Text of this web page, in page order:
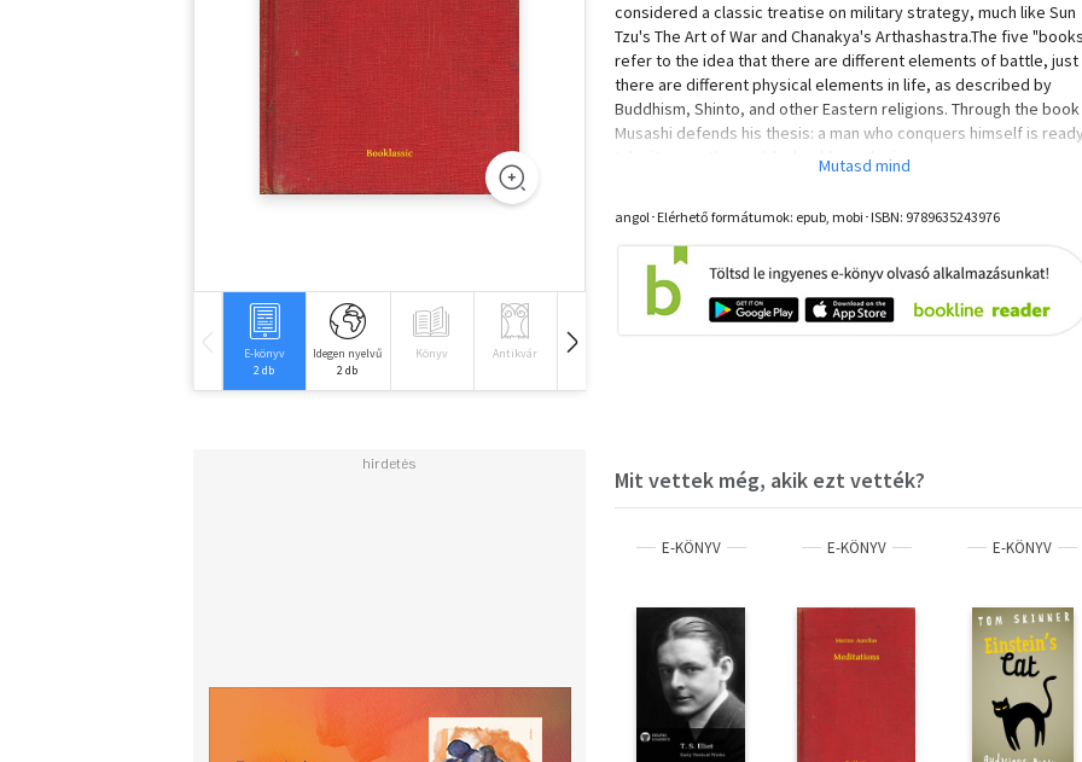
E-könyv
2 db
Idegen nyelvű
2 db
Könyv Antikvár Hangoskönyv
considered a classic treatise on military strategy, much like Sun
Tzu's The Art of War and Chanakya's Arthashastra.The five
refer to the idea that there are different elements of battle, just
there are different physical elements in life, as described by
Buddhism, Shinto, and other Eastern religions. Through the book
Musashi defends his thesis: a man who conquers himself is
take it on on the world, should need arise.
angol･Elérhető formátumok: epub, mobi･ISBN: 9789635243976
Mit vettek még, akik ezt vették?
E-KÖNYV E-KÖNYV E-KÖNYV